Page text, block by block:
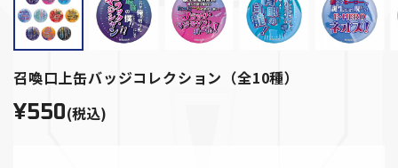
召喚口上缶バッジコレクション（全10種）
¥550(税込)